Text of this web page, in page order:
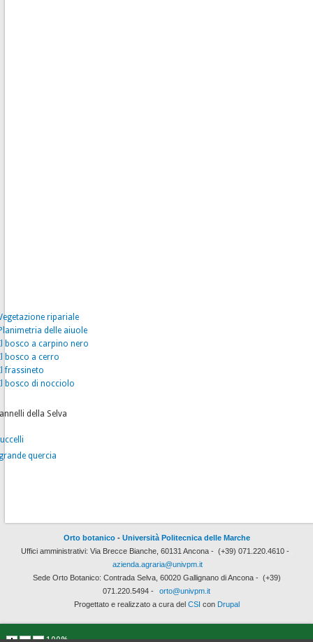
ripariale
delle aiuole
bosco a carpino nero
bosco a cerro
frassineto
bosco di nocciolo
della Selva
quercia
Orto botanico- Università Politecnica delle Marche
Uffici amministrativi: Via Brecce Bianche, 60131 Ancona - (+39) 071.220.4610 -
azienda.agraria@univpm.it
Sede Orto Botanico: Contrada Selva, 60020 Gallignano di Ancona - (+39)
071.220.5494 -
orto@univpm.it
Progettato e realizzato a cura del CSI con Drupal